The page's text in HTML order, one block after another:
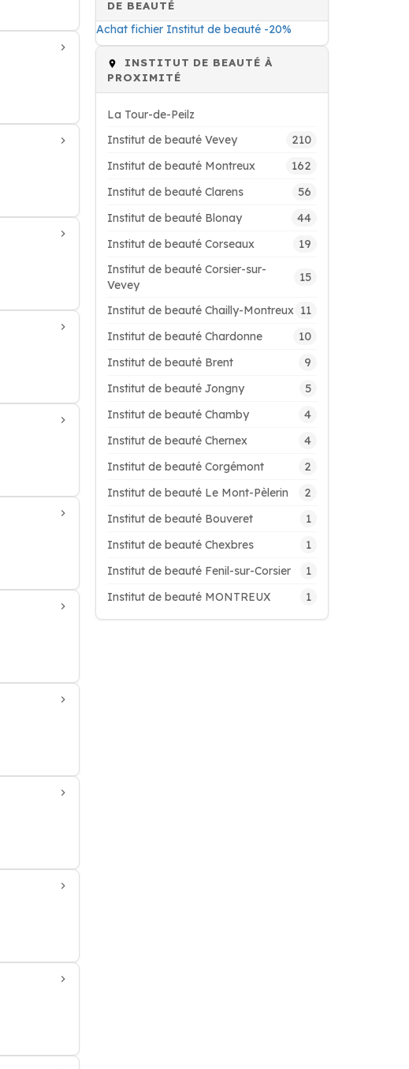
DE BEAUTÉ
Achat fichier Institut de beauté -20%
INSTITUT DE BEAUTÉ À
PROXIMITÉ
La Tour-de-Peilz
Institut de beauté Vevey
210
Institut de beauté Montreux 162
Institut de beauté Clarens 56
Institut de beauté Blonay 44
Institut de beauté Corseaux 19
Institut de beauté Corsier-sur-
Vevey
15
Institut de beauté Chailly-Montreux 11
Institut de beauté Chardonne 10
Institut de beauté Brent 9
Institut de beauté Jongny 5
Institut de beauté Chamby 4
Institut de beauté Chernex 4
Institut de beauté Corgémont 2
Institut de beauté Le Mont-Pèlerin 2
Institut de beauté Bouveret 1
Institut de beauté Chexbres 1
Institut de beauté Fenil-sur-Corsier 1
Institut de beauté MONTREUX 1